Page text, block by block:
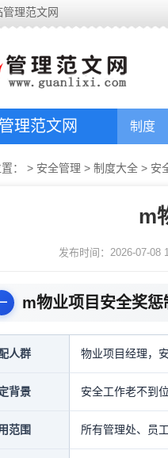
理范文网
管理范文网 制度
： > 安全管理 > 制度大全 > 安
m
发布时间：2026-07-08
m物业项目安全奖惩
人群 物业项目经理，
背景 安全工作老不到
范围 所有管理处、员